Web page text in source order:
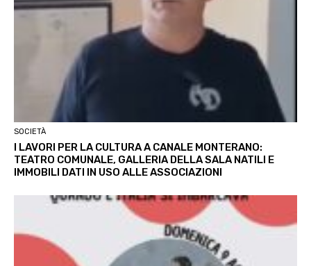
SOCIETÀ
I LAVORI PER LA CULTURA A CANALE MONTERANO:
TEATRO COMUNALE, GALLERIA DELLA SALA NATILI E
IMMOBILI DATI IN USO ALLE ASSOCIAZIONI